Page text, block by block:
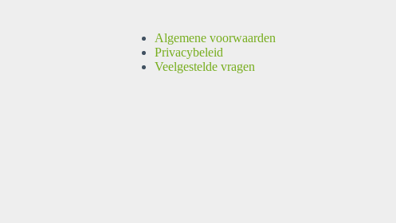
Algemene voorwaarden
Privacybeleid
Veelgestelde vragen